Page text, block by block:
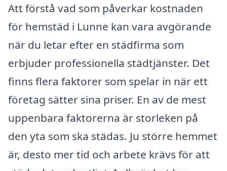
Att förstå vad som påverkar kostnaden
för hemstäd i Lunne kan vara avgörande
när du letar efter en städfirma som
erbjuder professionella städtjänster. Det
finns flera faktorer som spelar in när ett
företag sätter sina priser. En av de mest
uppenbara faktorerna är storleken på
den yta som ska städas. Ju större hemmet
är, desto mer tid och arbete krävs för att